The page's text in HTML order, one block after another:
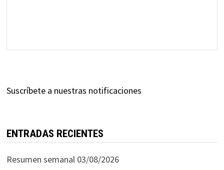
Suscríbete a nuestras notificaciones
ENTRADAS RECIENTES
Resumen semanal 03/08/2026